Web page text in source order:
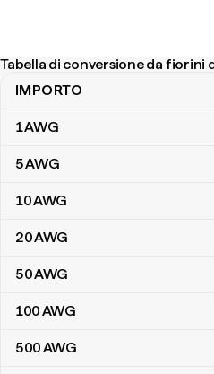
Tabella di conversione da fiorini
Tabella di conversione da fiorini
IMPORTO
1AWG
5AWG
10AWG
20AWG
50AWG
100AWG
500AWG